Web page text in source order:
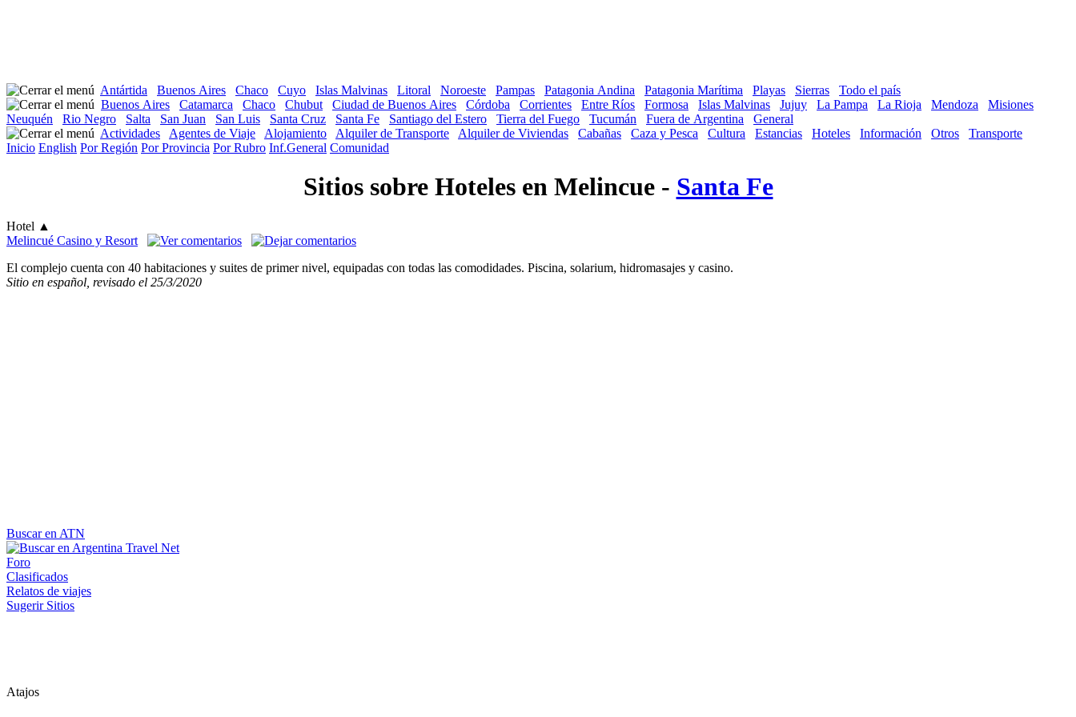
Antártida Buenos Aires Chaco Cuyo Islas Malvinas Litoral Noroeste Pampas Patagonia Andina Patagonia Marítima Playas Sierras
Todo el país
Buenos Aires
Catamarca Chaco Chubut Ciudad de Buenos Aires Córdoba Corrientes Entre Ríos Formosa Islas Malvinas Jujuy La Pampa La Rioja Mendoza
Misiones
Neuquén
Rio Negro Salta San Juan San Luis Santa Cruz Santa Fe Santiago del Estero Tierra del Fuego Tucumán Fuera de Argentina
General
Actividades
Agentes de Viaje Alojamiento Alquiler de Transporte Alquiler de Viviendas Cabañas Caza y Pesca Cultura Estancias Hoteles Información Otros
Transporte
Inicio English Por Región Por Provincia Por Rubro Inf.General Comunidad
Sitios sobre Hoteles en Melincue - Santa Fe
Hotel ▲
Melincué Casino y Resort
El complejo cuenta con 40 habitaciones y suites de primer nivel, equipadas con todas las comodidades. Piscina, solarium, hidromasajes y casino.
Sitio en español, revisado el 25/3/2020
Buscar en ATN
Foro
Clasificados
Relatos de viajes
Sugerir Sitios
Atajos